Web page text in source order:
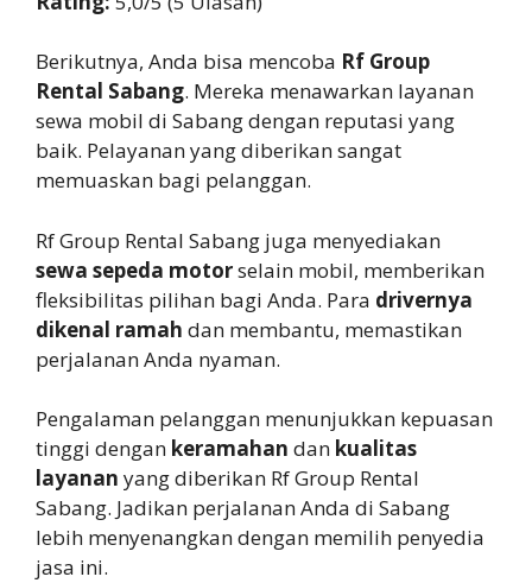
Berikutnya, Anda bisa mencoba Rf Group
Rental Sabang. Mereka menawarkan layanan
sewa mobil di Sabang dengan reputasi yang
baik. Pelayanan yang diberikan sangat
memuaskan bagi pelanggan.
Rf Group Rental Sabang juga menyediakan
sewa sepeda motorselain mobil, memberikan
fleksibilitas pilihan bagi Anda. Para drivernya
dikenal ramah dan membantu, memastikan
perjalanan Anda nyaman.
Pengalaman pelanggan menunjukkan kepuasan
tinggi dengan keramahan dan kualitas
layanan yang diberikan Rf Group Rental
Sabang. Jadikan perjalanan Anda di Sabang
lebih menyenangkan dengan memilih penyedia
jasa ini.